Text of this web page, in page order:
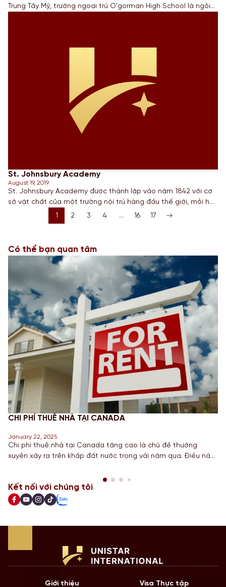
Trung Tây Mỹ, trường ngoại trú O’gorman High School là ngôi
St. Johnsbury Academy
August 19, 2019
St. Johnsbury Academy được thành lập vào năm 1842 với cơ
sở vật chất của một trường nội trú hàng đầu thế giới, mỗi học
sinh luôn nhận được sự quan tâm chăm sóc tận tình. Số lượng
950 học sinh cho phép trường mang đến một chương trình
1 2 3 4 … 16 17
Có thể bạn quan tâm
CHI PHÍ THUÊ NHÀ TẠI CANADA
January 22, 2025
Chi phí thuê nhà tại Canada tăng cao là chủ đề thường
xuyên xảy ra trên khắp đất nước trong vài năm qua. Điều này
bớt những chi phí này trong vài năm tới. Dựa trên những bước
đi gần đây nhất nhằm […]
Kết nối với chúng tôi
Giới thiệu Visa Thực tập